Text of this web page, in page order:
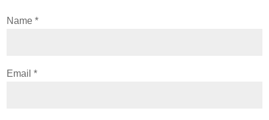
Name*
Email*